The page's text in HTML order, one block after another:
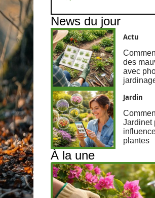
News du jour
Actu
des
avec
Jardin
Jardinet
plantes
À la une